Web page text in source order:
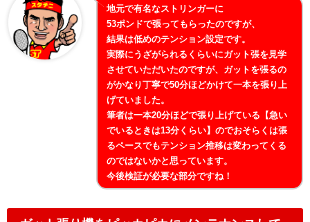
地元で有名なストリンガーに
53ポンドで張ってもらったのですが、
結果は低めのテンション設定です。
実際にうざがられるくらいにガット張を見学
させていただいたのですが、ガットを張るの
がかなり丁寧で50分ほどかけて一本を張り上
げていました。
筆者は一本20分ほどで張り上げている【急い
でいるときは13分くらい】のでおそらくは張
るペースでもテンション推移は変わってくる
のではないかと思っています。
今後検証が必要な部分ですね！